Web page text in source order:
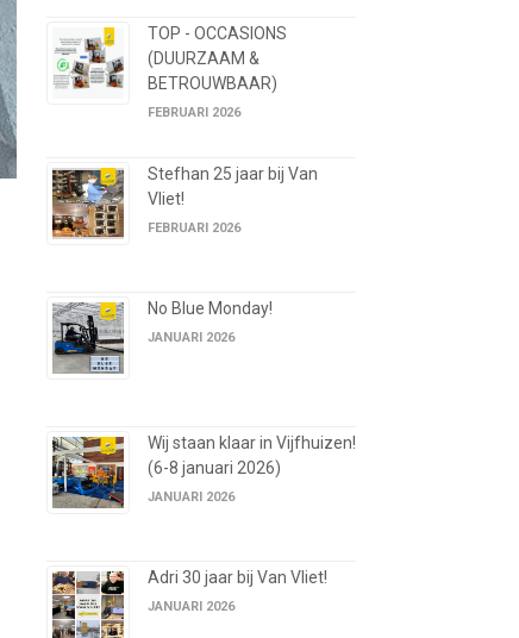
TOP - OCCASIONS
(DUURZAAM &
BETROUWBAAR)
FEBRUARI 2026
Stefhan 25 jaar bij Van
Vliet!
FEBRUARI 2026
No Blue Monday!
JANUARI 2026
Wij staan klaar in Vijfhuizen!
(6-8 januari 2026)
JANUARI 2026
Adri 30 jaar bij Van Vliet!
JANUARI 2026